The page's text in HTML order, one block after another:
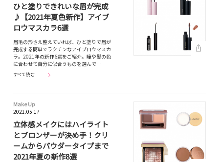
ひと塗りできれいな眉が完成
♪【2021年夏色新作】アイブ
ロウマスカラ6選
眉毛の形さえ整えていれば、ひと塗りで眉が
完成する簡単でラクチンなアイブロウマスカ
ラ。2021年の新作6選をご紹介。瞳や髪の色
に合わせて自分に似合うものを選んで…
すべて読む
Make Up
2021.05.17
立体感メイクにはハイライト
とブロンザーが決め手！クリ
ームからパウダータイプまで
2021年夏の新作8選